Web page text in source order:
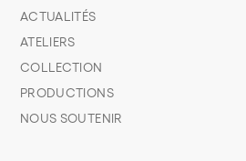
ACTUALITÉS
ATELIERS
COLLECTION
PRODUCTIONS
NOUS SOUTENIR